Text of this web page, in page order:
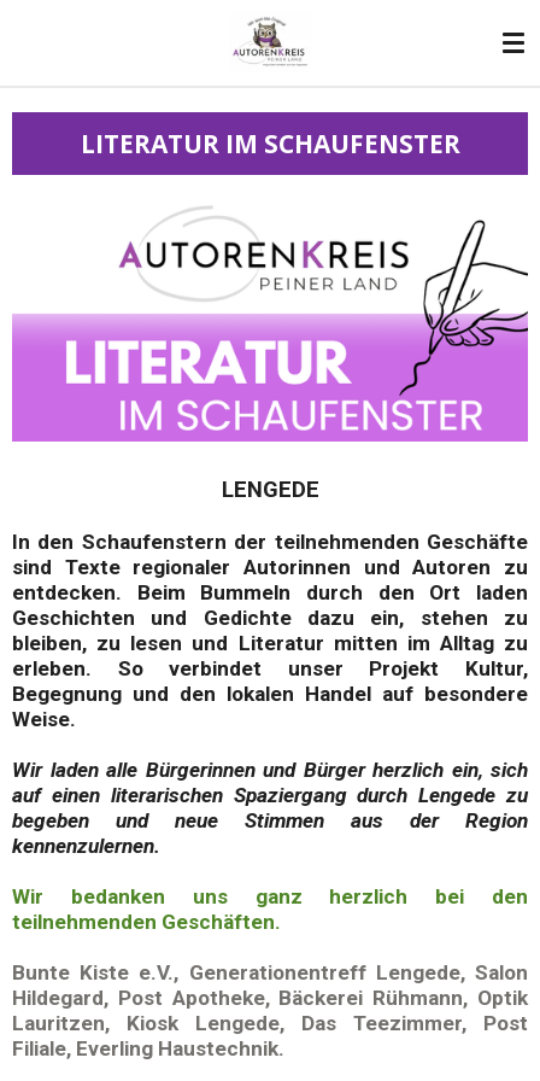
LITERATUR IM SCHAUFENSTER
LENGEDE
In den Schaufenstern der teilnehmenden Geschäfte
sind Texte regionaler Autorinnen und Autoren zu
entdecken. Beim Bummeln durch den Ort laden
Geschichten und Gedichte dazu ein, stehen zu
bleiben, zu lesen und Literatur mitten im Alltag zu
erleben. So verbindet unser Projekt Kultur,
Begegnung und den lokalen Handel auf besondere
Weise.
Wir laden alle Bürgerinnen und Bürger herzlich ein, sich
auf einen literarischen Spaziergang durch Lengede zu
begeben und neue Stimmen aus der Region
kennenzulernen.
Wir bedanken uns ganz herzlich bei den
teilnehmenden Geschäften.
Bunte Kiste e.V., Generationentreff Lengede, Salon
Hildegard, Post Apotheke, Bäckerei Rühmann, Optik
Lauritzen, Kiosk Lengede, Das Teezimmer, Post
Filiale, Everling Haustechnik.